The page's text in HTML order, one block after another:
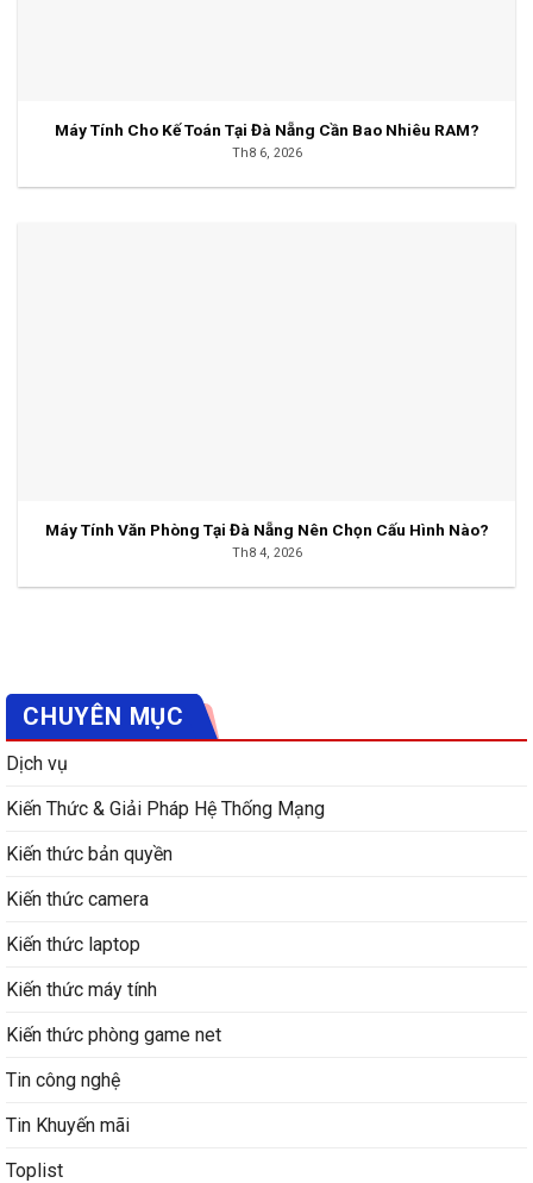
Máy Tính Cho Kế Toán Tại Đà Nẵng Cần Bao Nhiêu RAM?
Th8 6, 2026
Máy Tính Văn Phòng Tại Đà Nẵng Nên Chọn Cấu Hình Nào?
Th8 4, 2026
CHUYÊN MỤC
Dịch vụ
Kiến Thức & Giải Pháp Hệ Thống Mạng
Kiến thức bản quyền
Kiến thức camera
Kiến thức laptop
Kiến thức máy tính
Kiến thức phòng game net
Tin công nghệ
Tin Khuyến mãi
Toplist